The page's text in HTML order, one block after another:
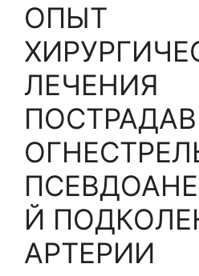
ОПЫТ
ЛЕЧЕНИЯ
Й
АРТЕРИИ